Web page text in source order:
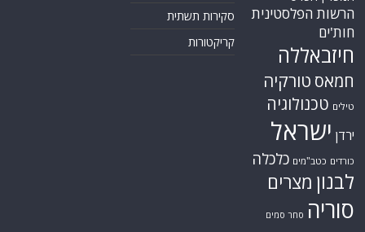
הרשות הפלסטינית
חות'ים
חיזבאללה
חמאס טורקיה
טילים טכנולוגיה
ירדן ישראל
כורדים כטב"מים כלכלה
לבנון מצרים
סוריה סחר סמים
סקירות תשתית
קריקטורות